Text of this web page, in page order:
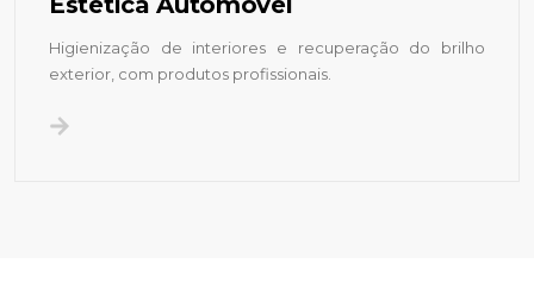
Higienização de interiores e recuperação do brilho
exterior, com produtos profissionais.